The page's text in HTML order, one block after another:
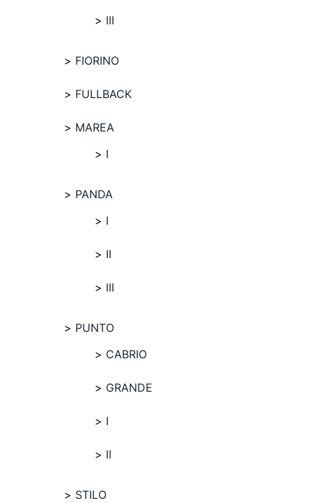
III
FIORINO
FULLBACK
MAREA
I
PANDA
I
II
III
PUNTO
CABRIO
GRANDE
I
II
STILO